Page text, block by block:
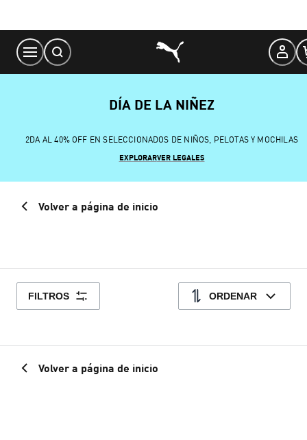
Content
DÍA DE LA NIÑEZ
2DA AL 40% OFF EN SELECCIONADOS DE NIÑOS, PELOTAS Y MOCHILAS
EXPLORARVER LEGALES
Volver a página de inicio
FILTROS ORDENAR
Volver a página de inicio